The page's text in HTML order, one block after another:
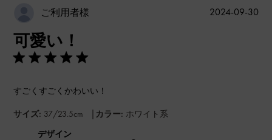
ご利用者様
可愛い！
すごくすごくかわいい！
サイズ: 37/23.5cm | カラー: ホワイト系
デザイン
公
2024-09-30